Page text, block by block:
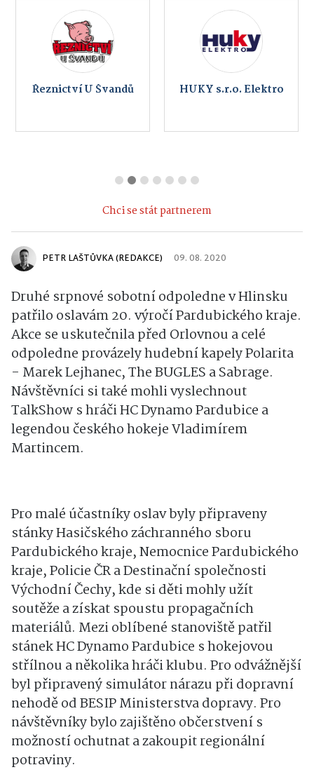
Řeznictví U Švandů HUKY s.r.o. Elektro
Chci se stát partnerem
PETR LAŠTŮVKA (REDAKCE) 09. 08. 2020
Druhé srpnové sobotní odpoledne v Hlinsku
patřilo oslavám 20. výročí Pardubického kraje.
Akce se uskutečnila před Orlovnou a celé
odpoledne provázely hudební kapely Polarita
- Marek Lejhanec, The BUGLES a Sabrage.
Návštěvníci si také mohli vyslechnout
TalkShow s hráči HC Dynamo Pardubice a
legendou českého hokeje Vladimírem
Martincem.
Pro malé účastníky oslav byly připraveny
stánky Hasičského záchranného sboru
Pardubického kraje, Nemocnice Pardubického
kraje, Policie ČR a Destinační společnosti
Východní Čechy, kde si děti mohly užít
soutěže a získat spoustu propagačních
materiálů. Mezi oblíbené stanoviště patřil
stánek HC Dynamo Pardubice s hokejovou
střílnou a několika hráči klubu. Pro odvážnější
byl připravený simulátor nárazu při dopravní
nehodě od BESIP Ministerstva dopravy. Pro
návštěvníky bylo zajištěno občerstvení s
možností ochutnat a zakoupit regionální
potraviny.